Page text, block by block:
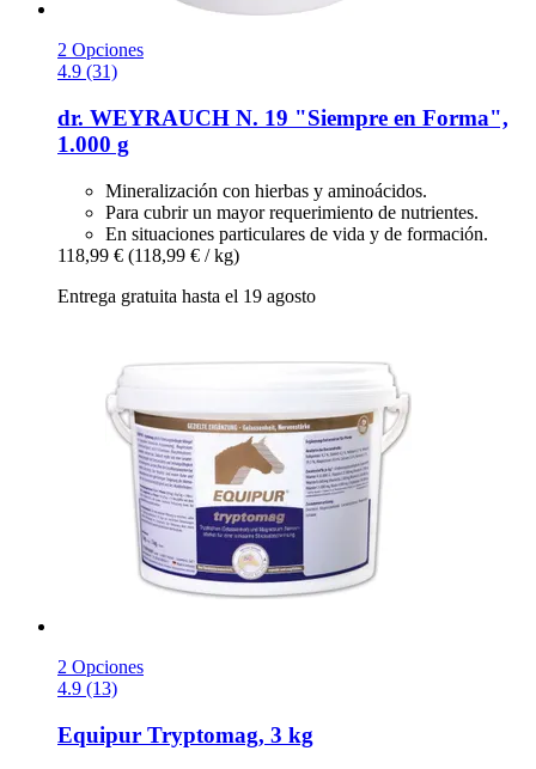
2 Opciones
4.9 (31)
dr. WEYRAUCH N. 19 "Siempre en Forma",
1.000 g
Mineralización con hierbas y aminoácidos.
Para cubrir un mayor requerimiento de nutrientes.
En situaciones particulares de vida y de formación.
118,99 € (118,99 € / kg)
Entrega gratuita hasta el 19 agosto
2 Opciones
4.9 (13)
Equipur Tryptomag, 3 kg